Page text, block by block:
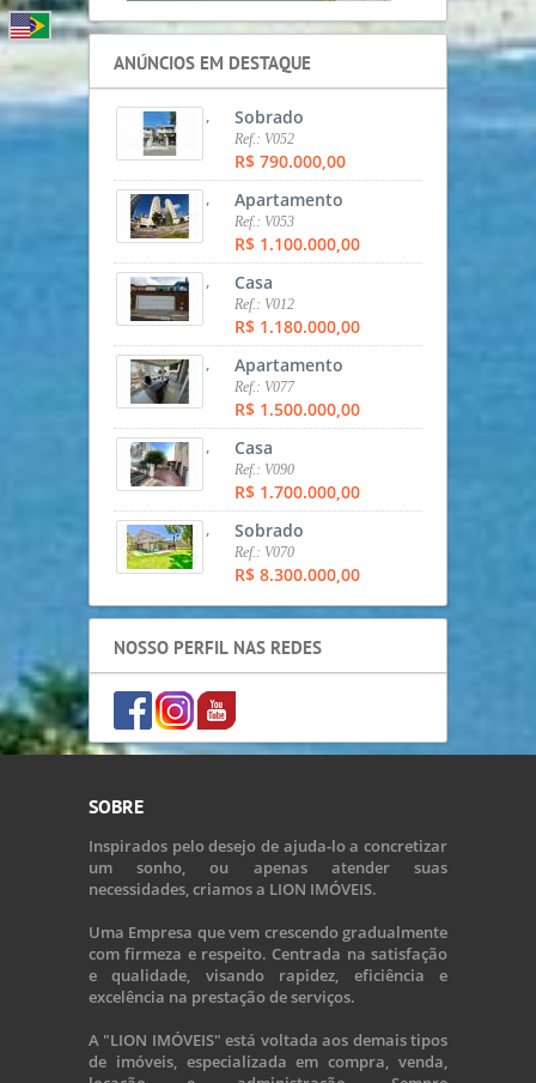
ANÚNCIOS EM DESTAQUE
, Sobrado
Ref.: V052
R$ 790.000,00
, Apartamento
Ref.: V053
R$ 1.100.000,00
, Casa
Ref.: V012
R$ 1.180.000,00
, Apartamento
Ref.: V077
R$ 1.500.000,00
, Casa
Ref.: V090
R$ 1.700.000,00
, Sobrado
Ref.: V070
R$ 8.300.000,00
NOSSO PERFIL NAS REDES
SOBRE
Inspirados pelo desejo de ajuda-lo a concretizar
um sonho, ou apenas atender suas
necessidades, criamos a LION IMÓVEIS.
Uma Empresa que vem crescendo gradualmente
com firmeza e respeito. Centrada na satisfação
e qualidade, visando rapidez, eficiência e
excelência na prestação de serviços.
A "LION IMÓVEIS" está voltada aos demais tipos
de imóveis, especializada em compra, venda,